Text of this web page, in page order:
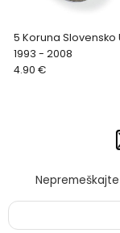
5 Koruna Slovensko
1993 - 2008
4.90 €